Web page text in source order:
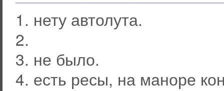
1. нету автолута.
2.
3. не было.
4. есть ресы, на маноре